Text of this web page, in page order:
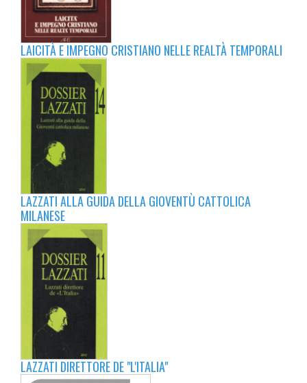
LAICITÀ E IMPEGNO CRISTIANO NELLE REALTÀ TEMPORALI
LAZZATI ALLA GUIDA DELLA GIOVENTÙ CATTOLICA
MILANESE
LAZZATI DIRETTORE DE "L'ITALIA"